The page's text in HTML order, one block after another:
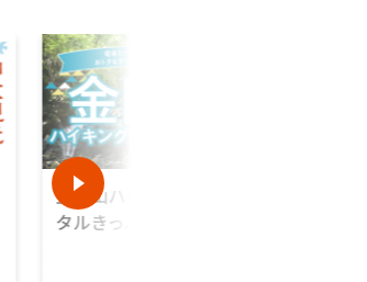
金剛山ハイキングデジ
タルきっぷ